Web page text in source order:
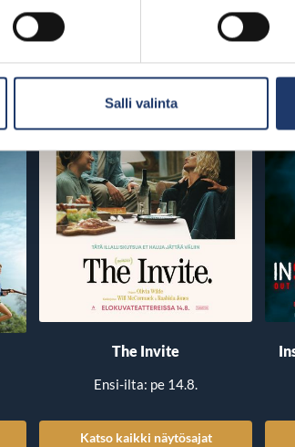
Salli valinta
The Invite
Ensi-ilta: pe 14.8.
Katso kaikki näytösajat